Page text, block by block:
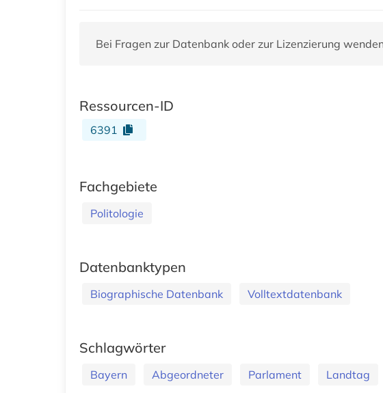
Bei Fragen zur Datenbank oder zur Lizenzierung
Ressourcen-ID
6391
Fachgebiete
Politologie
Datenbanktypen
Biographische Datenbank Volltextdatenbank
Schlagwörter
Bayern Abgeordneter Parlament Landtag